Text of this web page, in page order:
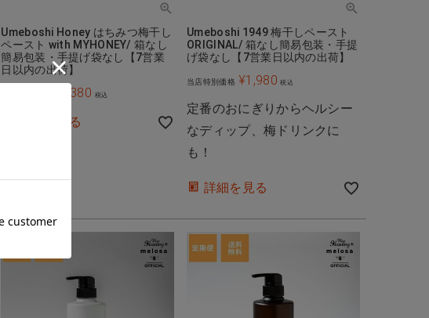
Umeboshi Honey はちみつ梅干し
ペースト with MYHONEY/ 箱なし
簡易包装・手提げ袋なし【7営業
日以内の出荷】
2,380 税込
詳細を見る
Umeboshi 1949 梅干しペースト
ORIGINAL/ 箱なし簡易包装・手提
げ袋なし【7営業日以内の出荷】
当店特別価格 ¥1,980 税込
定番のおにぎりからヘルシー
なディップ、梅ドリンクに
も！
詳細を見る